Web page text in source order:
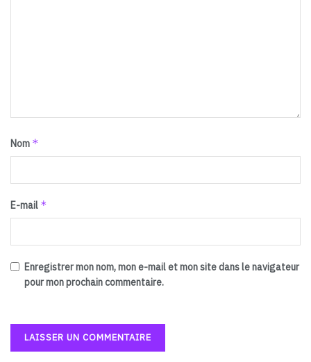
Nom *
E-mail *
Enregistrer mon nom, mon e-mail et mon site dans le navigateur
pour mon prochain commentaire.